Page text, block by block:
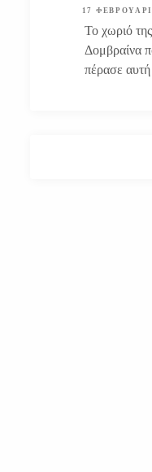
17
Το χωριό
Δομβραίνα
πέρασε